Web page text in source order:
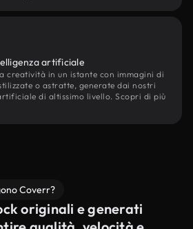
artificiale
creatività in un istante con immagini di
o astratte, generate dai nostri
di altissimo livello. Scopri di più
Coverr?
originali e generati